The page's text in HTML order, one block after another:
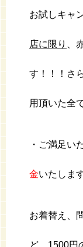
お試しキャ
店に限り 、
す！！！さ
用頂いた全
・ご満足い
金いたします
お着替え、
ど。1500円